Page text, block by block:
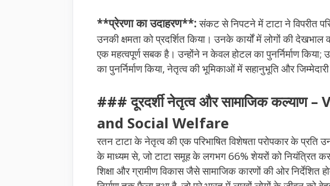
**प्रेरणा का उदाहरण**:संकट से निपटने में टाटा ने विपरीत
उनकी क्षमता को प्रदर्शित किया। उनके कार्यों में लोगों की
एक महत्वपूर्ण सबक है। उन्होंने न केवल होटल का पुनर्निर्माण किया;
का पुनर्निर्माण किया, नेतृत्व की भूमिकाओं में सहानुभूति और
### दूरदर्शी नेतृत्व और सामाजिक
and Social Welfare
रतन टाटा के नेतृत्व की एक परिभाषित विशेषता परोपकार के
के माध्यम से, जो टाटा समूह के लगभग 66% शेयरों को नियंत्रित
शिक्षा और ग्रामीण विकास जैसे सामाजिक कारणों की ओर निर्देशित